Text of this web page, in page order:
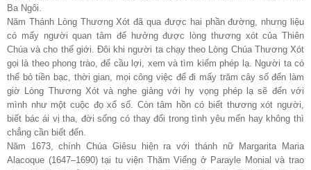
Ba Ngôi.
Năm Thánh Lòng Thương Xót đã qua được hai phần đường, nhưng liệu
có mấy người quan tâm để hưởng được lòng thương xót của Thiên
Chúa và cho thế giới. Đôi khi người ta chạy theo Lòng Chúa Thương Xót
gọi là theo phong trào, để cầu lợi, xem và tìm kiếm phép lạ. Người ta có
thể bỏ tiền bạc, thời gian, mọi công việc để đi mấy trăm cây số đến làm
giờ Lòng Thương Xót và nghe giảng với hy vọng phép lạ sẽ đến với
mình như một cuộc đọ xổ số. Còn tâm hồn có biết thương xót người,
biết bác ái vị tha, đời sống có thay đổi trong tình yêu mến hay không thì
chẳng cần biết đến.
Năm 1673, chính Chúa Giêsu hiện ra với thánh nữ Margarita Maria
Alacoque (1647–1690) tại tu viện Thăm Viếng ở Parayle Monial và trao